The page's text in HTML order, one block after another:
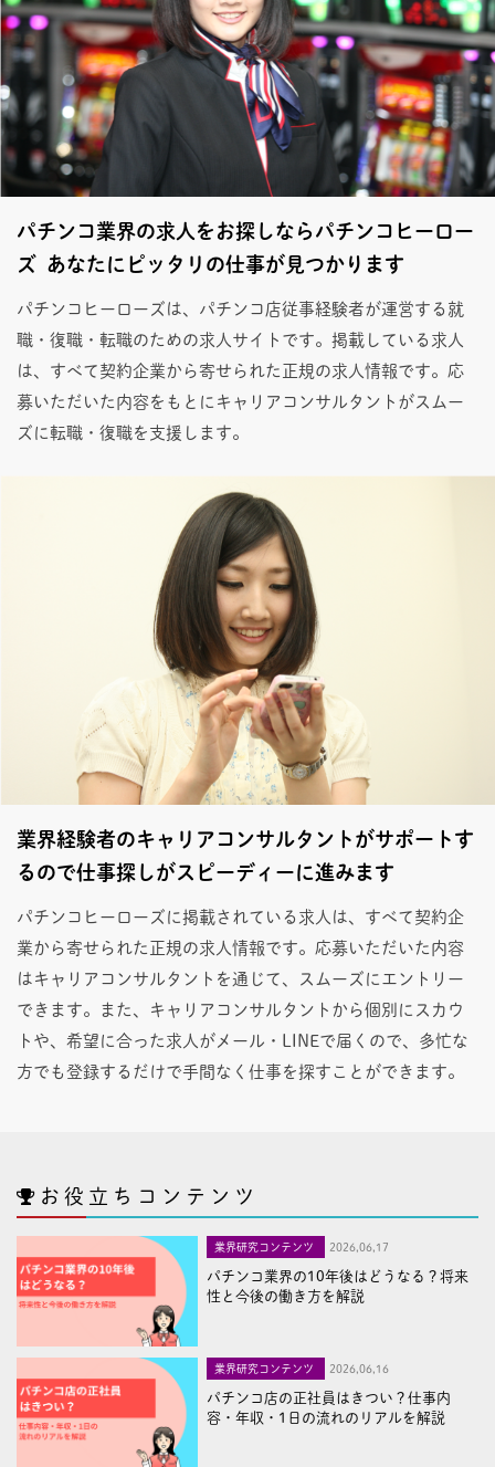
パチンコ業界の求人をお探しならパチンコヒーロー
ズ あなたにピッタリの仕事が見つかります
パチンコヒーローズは、パチンコ店従事経験者が運営する就
職・復職・転職のための求人サイトです。掲載している求人
は、すべて契約企業から寄せられた正規の求人情報です。応
募いただいた内容をもとにキャリアコンサルタントがスムー
ズに転職・復職を支援します。
業界経験者のキャリアコンサルタントがサポートす
るので仕事探しがスピーディーに進みます
パチンコヒーローズに掲載されている求人は、すべて契約企
業から寄せられた正規の求人情報です。応募いただいた内容
はキャリアコンサルタントを通じて、スムーズにエントリー
できます。また、キャリアコンサルタントから個別にスカウ
トや、希望に合った求人がメール・LINEで届くので、多忙な
方でも登録するだけで手間なく仕事を探すことができます。
お役立ちコンテンツ
業界研究コンテンツ 2026,06,17
パチンコ業界の10年後はどうなる？将来
性と今後の働き方を解説
業界研究コンテンツ 2026,06,16
パチンコ店の正社員はきつい？仕事内
容・年収・1日の流れのリアルを解説